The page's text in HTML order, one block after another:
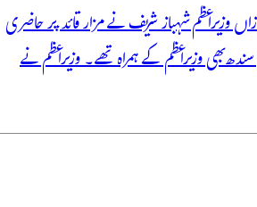
وزیراعظم شہباز شریف نے مزار قائد پر حاضری
بھی وزیراعظم کے ہمراہ تھے۔ وزیراعظم نے